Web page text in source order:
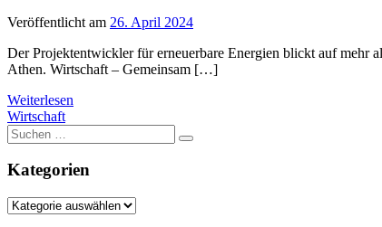
Veröffentlicht am 26. April 2024
Der Projektentwickler für erneuerbare Energien blickt auf mehr
Athen. Wirtschaft – Gemeinsam […]
Weiterlesen
Wirtschaft
Suche
nach:
Kategorien
Kategorien